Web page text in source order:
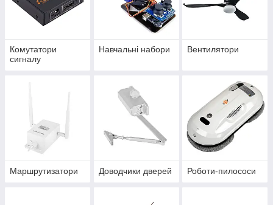
Комутатори
сигналу
Навчальні набори Вентилятори
Маршрутизатори Доводчики дверей Роботи-пилососи